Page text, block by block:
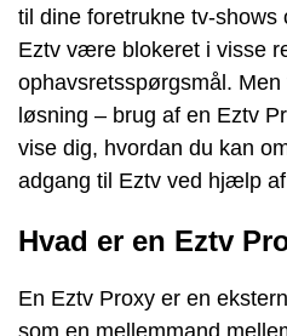
til dine foretrukne tv-
Eztv være blokeret i visse
ophavsretsspørgsmål.
løsning – brug af en Eztv
vise dig, hvordan du kan
adgang til Eztv ved hjælp
Hvad er en Eztv
En Eztv Proxy er en
som en mellemmand